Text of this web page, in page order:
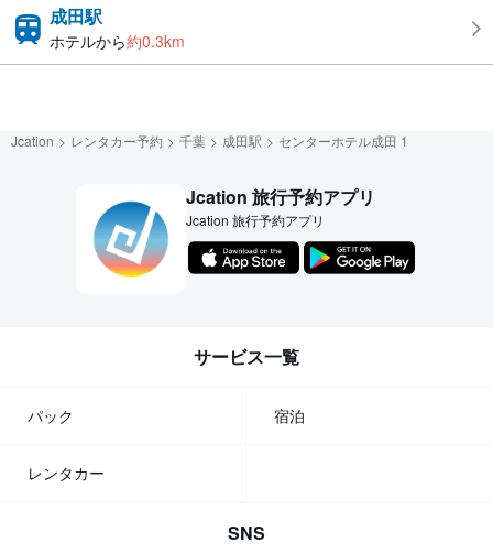
成田駅
ホテルから約0.3km
Jcation レンタカー予約 千葉 成田駅 センターホテル成田 1
Jcation 旅行予約アプリ
Jcation 旅行予約アプリ
サービス一覧
パック 宿泊
レンタカー
SNS